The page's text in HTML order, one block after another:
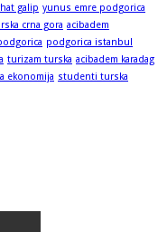
galip yunus emre podgorica
crna gora acibadem
podgorica istanbul
turizam turska acibadem karadag
ekonomija studenti turska